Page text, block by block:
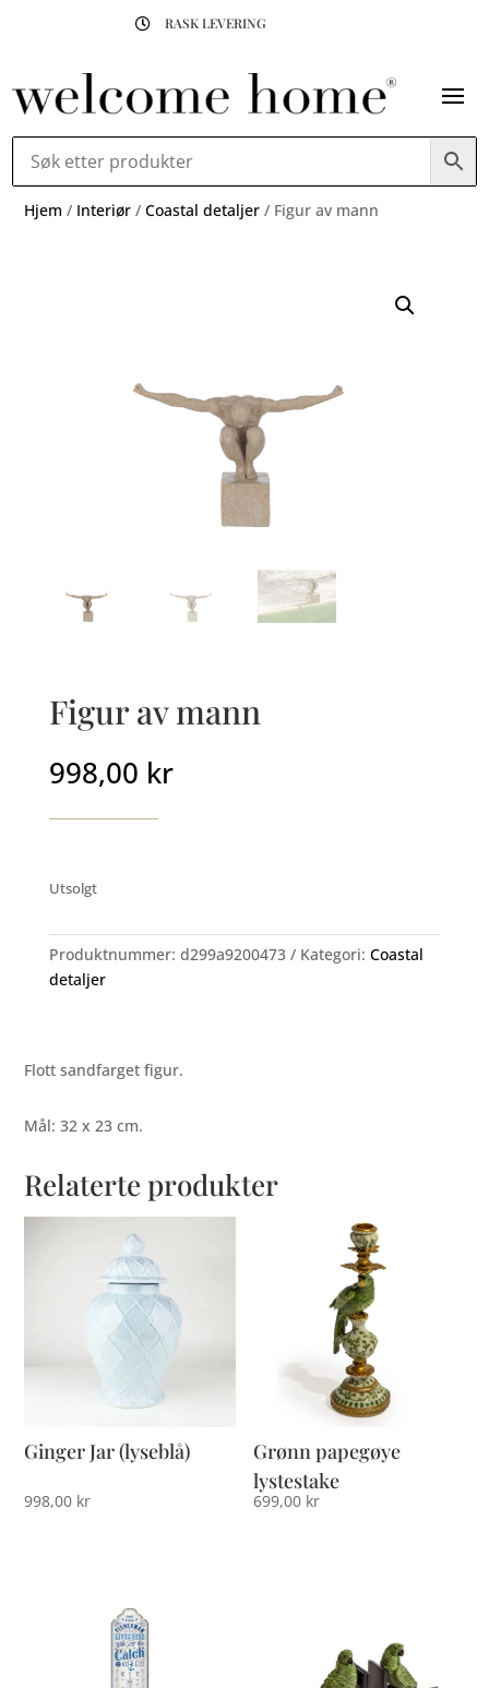
 RASK LEVERING
Hjem / Interiør /Coastal detaljer / Figur av mann
Figur av mann
998,00 kr
Utsolgt
Produktnummer: d299a9200473 Kategori: Coastal
detaljer
Flott sandfarget figur.
Mål: 32 x 23 cm.
Relaterte produkter
Ginger Jar (lyseblå)
998,00 kr
Grønn papegøye
lystestake
699,00 kr